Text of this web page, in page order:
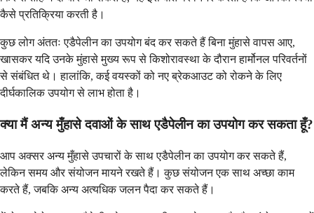
कैसे प्रतिक्रिया करती है।
कुछ लोग अंततः एडैपेलीन का उपयोग बंद कर सकते हैं बिना मुंहासे वापस आए,
खासकर यदि उनके मुंहासे मुख्य रूप से किशोरावस्था के दौरान हार्मोनल परिवर्तनों
से संबंधित थे। हालांकि, कई वयस्कों को नए ब्रेकआउट को रोकने के लिए
दीर्घकालिक उपयोग से लाभ होता है।
क्या मैं अन्य मुँहासे दवाओं के साथ एडैपेलीन का उपयोग कर सकता हूँ?
आप अक्सर अन्य मुँहासे उपचारों के साथ एडैपेलीन का उपयोग कर सकते हैं,
लेकिन समय और संयोजन मायने रखते हैं। कुछ संयोजन एक साथ अच्छा काम
करते हैं, जबकि अन्य अत्यधिक जलन पैदा कर सकते हैं।